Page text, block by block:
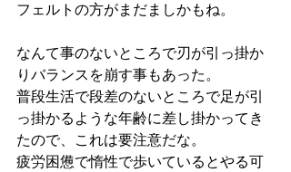
フェルトの方がまだましかもね。
なんて事のないところで刃が引っ掛か
りバランスを崩す事もあった。
普段生活で段差のないところで足が引
っ掛かるような年齢に差し掛かってき
たので、これは要注意だな。
疲労困憊で惰性で歩いているとやる可